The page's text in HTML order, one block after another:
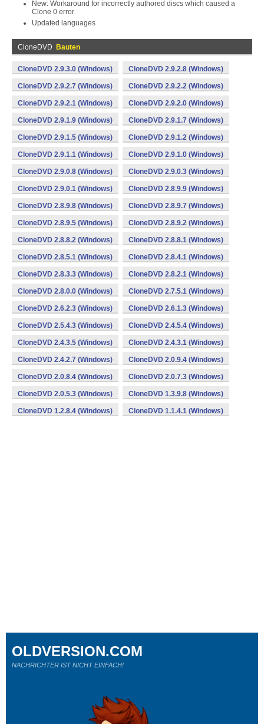
New: Workaround for incorrectly authored discs which caused a
Clone 0 error
Updated languages
CloneDVD Bauten
CloneDVD 2.9.3.0 (Windows) CloneDVD 2.9.2.8 (Windows)
CloneDVD 2.9.2.7 (Windows) CloneDVD 2.9.2.2 (Windows)
CloneDVD 2.9.2.1 (Windows) CloneDVD 2.9.2.0 (Windows)
CloneDVD 2.9.1.9 (Windows) CloneDVD 2.9.1.7 (Windows)
CloneDVD 2.9.1.5 (Windows) CloneDVD 2.9.1.2 (Windows)
CloneDVD 2.9.1.1 (Windows) CloneDVD 2.9.1.0 (Windows)
CloneDVD 2.9.0.8 (Windows) CloneDVD 2.9.0.3 (Windows)
CloneDVD 2.9.0.1 (Windows) CloneDVD 2.8.9.9 (Windows)
CloneDVD 2.8.9.8 (Windows) CloneDVD 2.8.9.7 (Windows)
CloneDVD 2.8.9.5 (Windows) CloneDVD 2.8.9.2 (Windows)
CloneDVD 2.8.8.2 (Windows) CloneDVD 2.8.8.1 (Windows)
CloneDVD 2.8.5.1 (Windows) CloneDVD 2.8.4.1 (Windows)
CloneDVD 2.8.3.3 (Windows) CloneDVD 2.8.2.1 (Windows)
CloneDVD 2.8.0.0 (Windows) CloneDVD 2.7.5.1 (Windows)
CloneDVD 2.6.2.3 (Windows) CloneDVD 2.6.1.3 (Windows)
CloneDVD 2.5.4.3 (Windows) CloneDVD 2.4.5.4 (Windows)
CloneDVD 2.4.3.5 (Windows) CloneDVD 2.4.3.1 (Windows)
CloneDVD 2.4.2.7 (Windows) CloneDVD 2.0.9.4 (Windows)
CloneDVD 2.0.8.4 (Windows) CloneDVD 2.0.7.3 (Windows)
CloneDVD 2.0.5.3 (Windows) CloneDVD 1.3.9.8 (Windows)
CloneDVD 1.2.8.4 (Windows) CloneDVD 1.1.4.1 (Windows)
OLDVERSION.COM
NACHRICHTER IST NICHT EINFACH!